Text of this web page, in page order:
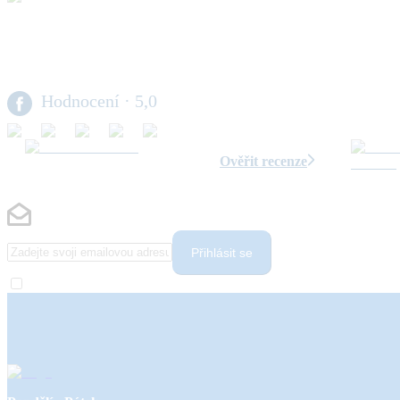
Hodnocení · 5,0
Ověřit recenze
Přihlásit se